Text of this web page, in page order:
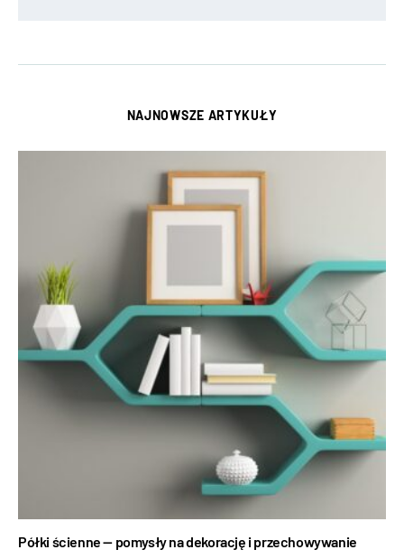
NAJNOWSZE ARTYKUŁY
Półki ścienne — pomysły na dekorację i przechowywanie